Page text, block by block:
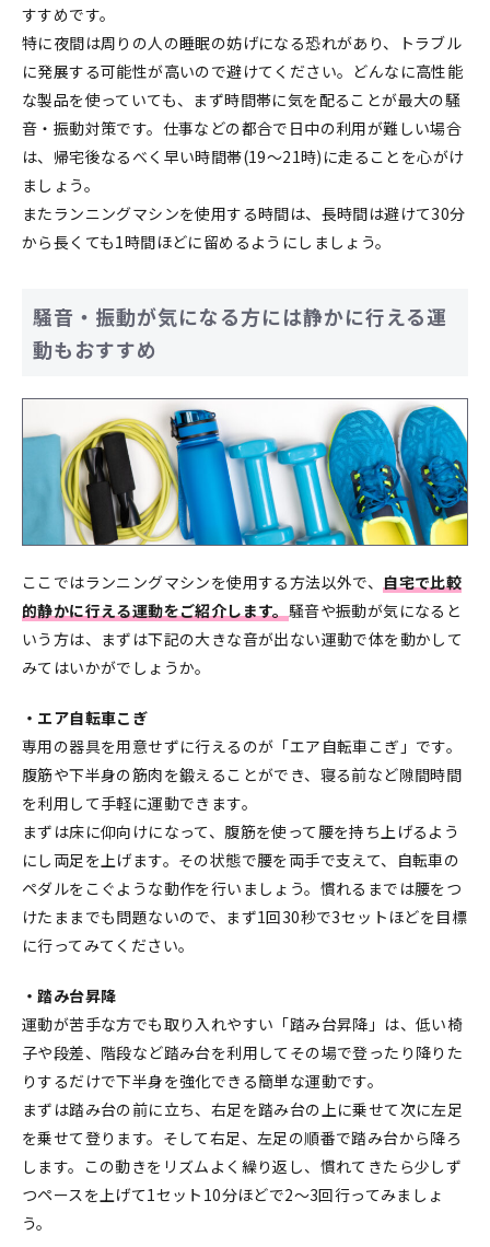
すすめです。
特に夜間は周りの人の睡眠の妨げになる恐れがあり、トラブル
に発展する可能性が高いので避けてください。どんなに高性能
な製品を使っていても、まず時間帯に気を配ることが最大の騒
音・振動対策です。仕事などの都合で日中の利用が難しい場合
は、帰宅後なるべく早い時間帯(19〜21時)に走ることを心がけ
ましょう。
またランニングマシンを使用する時間は、長時間は避けて30分
から長くても1時間ほどに留めるようにしましょう。
騒音・振動が気になる方には静かに行える運
動もおすすめ
ここではランニングマシンを使用する方法以外で、 自宅で比較
的静かに行える運動をご紹介します。 騒音や振動が気になると
いう方は、まずは下記の大きな音が出ない運動で体を動かして
みてはいかがでしょうか。
・エア自転車こぎ
専用の器具を用意せずに行えるのが「エア自転車こぎ」です。
腹筋や下半身の筋肉を鍛えることができ、寝る前など隙間時間
を利用して手軽に運動できます。
まずは床に仰向けになって、腹筋を使って腰を持ち上げるよう
にし両足を上げます。その状態で腰を両手で支えて、自転車の
ペダルをこぐような動作を行いましょう。慣れるまでは腰をつ
けたままでも問題ないので、まず1回30秒で3セットほどを目標
に行ってみてください。
・踏み台昇降
運動が苦手な方でも取り入れやすい「踏み台昇降」は、低い椅
子や段差、階段など踏み台を利用してその場で登ったり降りた
りするだけで下半身を強化できる簡単な運動です。
まずは踏み台の前に立ち、右足を踏み台の上に乗せて次に左足
を乗せて登ります。そして右足、左足の順番で踏み台から降ろ
します。この動きをリズムよく繰り返し、慣れてきたら少しず
つペースを上げて1セット10分ほどで2〜3回行ってみましょ
う。